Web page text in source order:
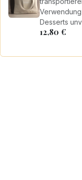
Desserts
12,80 €